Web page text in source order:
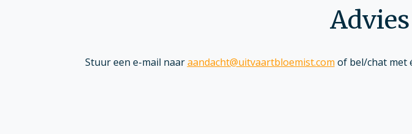
Stuur een e-mail naaraandacht@uitvaartbloemist.com of bel/chat met